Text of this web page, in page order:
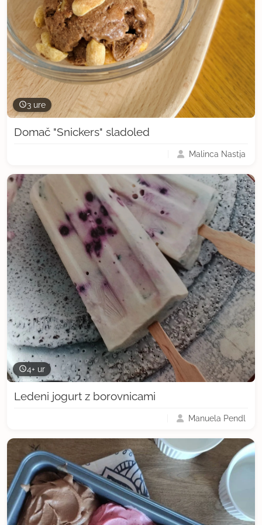
3 ure
Domač "Snickers" sladoled
Malinca Nastja
4+ ur
Ledeni jogurt z borovnicami
Manuela Pendl